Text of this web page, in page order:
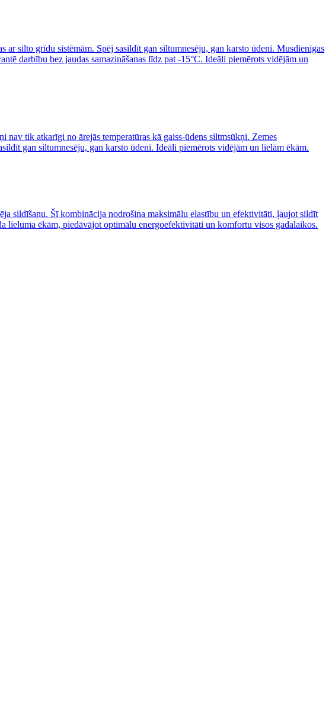
silto grīdu sistēmām. Spēj sasildīt gan siltumnesēju, gan karsto ūdeni. Musdienīgas
darbību bez jaudas samazināšanas līdz pat -15°C. Ideāli piemērots vidējām un
tik atkarīgi no ārejās temperatūras kā gaiss-ūdens siltmsūkņi. Zemes
gan siltumnesēju, gan karsto ūdeni. Ideāli piemērots vidējām un lielām ēkām.
sildīšanu. Šī kombinācija nodrošina maksimālu elastību un efektivitāti, ļaujot sildīt
lieluma ēkām, piedāvājot optimālu energoefektivitāti un komfortu visos gadalaikos.